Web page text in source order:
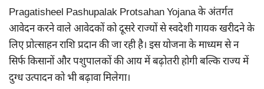
Pragatisheel Pashupalak Protsahan Yojana के अंतर्गत
आवेदन करने वाले आवेदकों को दूसरे राज्यों से स्वदेशी गायक खरीदने के
लिए प्रोत्साहन राशि प्रदान की जा रही है। इस योजना के माध्यम से न
सिर्फ किसानों और पशुपालकों की आय में बढ़ोतरी होगी बल्कि राज्य में
दुग्ध उत्पादन को भी बढ़ावा मिलेगा।